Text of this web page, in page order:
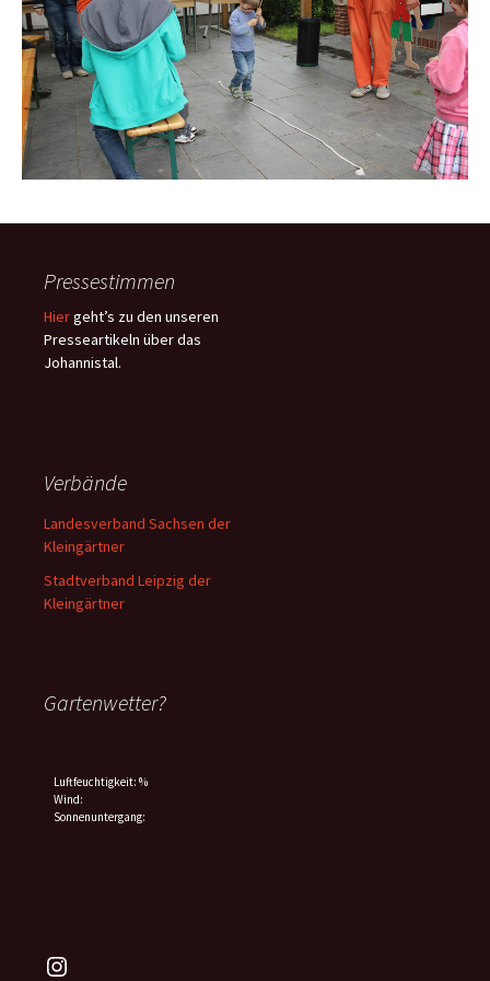
Pressestimmen
Hiergeht’s zu den unseren
Presseartikeln über das
Johannistal.
Verbände
Landesverband Sachsen der
Kleingärtner
Stadtverband Leipzig der
Kleingärtner
Gartenwetter?
Luftfeuchtigkeit: %
Wind:
Sonnenuntergang:
Instagram